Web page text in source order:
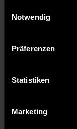
Notwendig
Präferenzen
Statistiken
Marketing